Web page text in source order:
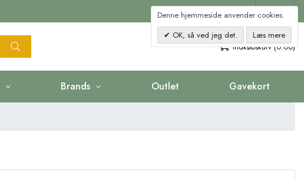
Kontakt
0
Indkøbskurv (0.00)
Brands Outlet Gavekort
Denne hjemmeside anvender cookies.
OK, så ved jeg det.
Læs mere